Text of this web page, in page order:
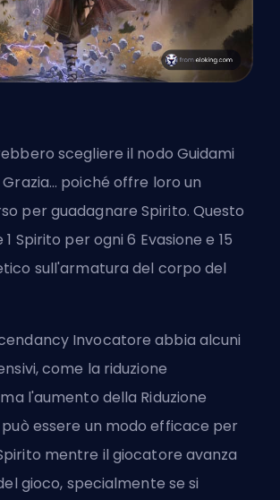
scegliere il nodo Guidami
poiché offre loro un
per guadagnare Spirito. Questo
Spirito per ogni 6 Evasione e 15
sull'armatura del corpo del
Invocatore abbia alcuni
come la riduzione
l'aumento della Riduzione
può essere un modo efficace per
mentre il giocatore avanza
gioco, specialmente se si